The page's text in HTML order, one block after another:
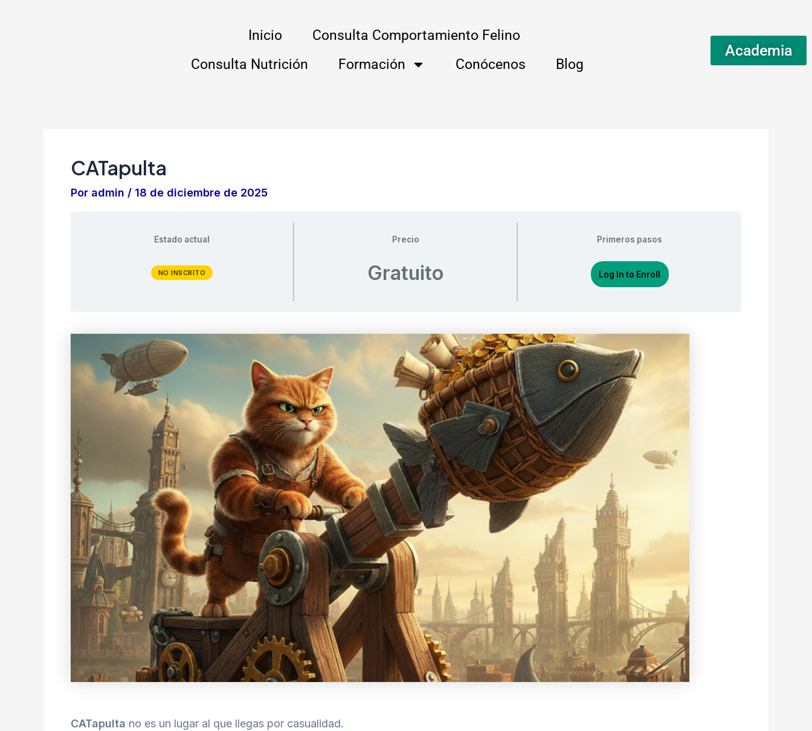
Inicio
Consulta Comportamiento Felino
Consulta Nutrición
Formación Conócenos Blog
Academia
CATapulta
Por admin / 18 de diciembre de 2025
Estado actual
NO INSCRITO
Precio
Gratuito
Primeros pasos
Log In to Enroll
CATapulta no es un lugar al que llegas por casualidad.